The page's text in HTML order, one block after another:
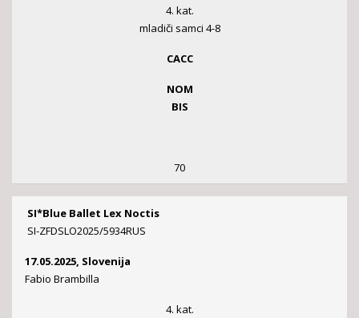
4. kat.
mladiči samci 4-8
CACC
NOM
BIS
70
SI*Blue Ballet Lex Noctis
SI-ZFDSLO2025/5934RUS
17.05.2025, Slovenija
Fabio Brambilla
4. kat.